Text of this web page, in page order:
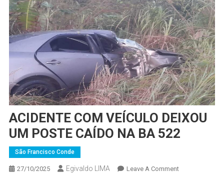
ACIDENTE COM VEÍCULO DEIXOU
UM POSTE CAÍDO NA BA 522
São Francisco Conde
27/10/2025 Egivaldo LIMA Leave A CommentOn